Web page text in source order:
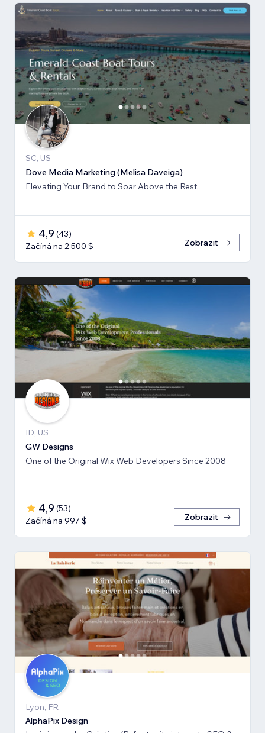
SC, US
Dove Media Marketing (Melisa Daveiga)
Elevating Your Brand to Soar Above the Rest.
4,9 (43)
Začíná na 2 500 $
Zobrazit
ID, US
GW Designs
One of the Original Wix Web Developers Since 2008
4,9 (53)
Začíná na 997 $
Zobrazit
Lyon, FR
AlphaPix Design